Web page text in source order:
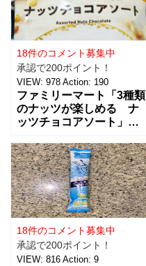
18件のコメント募集中
承認で200ポイント！
VIEW: 978 Action: 190
ファミリーマート「3種類
のナッツが楽しめる ナ
ッツチョコアソート」を
て、ワインに合わせた
り、ちょっとした休憩時
間にもおすすめ！！ 税込
238円で、３種類（アー
モンド、ピーナッツ、ヘ
ーゼルナッツ）×４個ずつ
入ったチョコアソ
18件のコメント募集中
承認で200ポイント！
VIEW: 816 Action: 9